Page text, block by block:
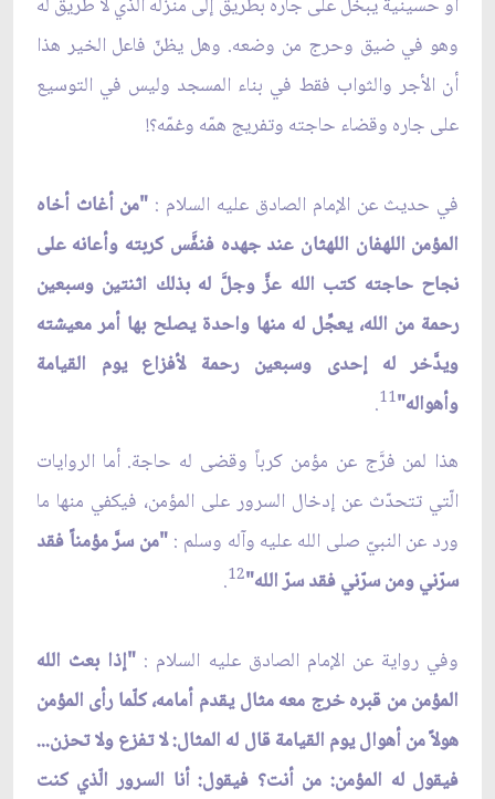
وهو في ضيق وحرج من وضعه. وهل يظنّ فاعل الخير هذا
أن الأجر والثواب فقط في بناء المسجد وليس في التوسيع
على جاره وقضاء حاجته وتفريج همّه وغمّه؟!
في حديث عن الإمام الصادق عليه السلام : "من أغاث أخاه
المؤمن اللهفان اللهثان عند جهده فنفَّس كربته وأعانه على
نجاح حاجته كتب الله عزَّ وجلَّ له بذلك اثنتين وسبعين
رحمة من الله، يعجِّل له منها واحدة يصلح بها أمر معيشته
ويدَّخر له إحدى وسبعين رحمة لأفزاع يوم القيامة
وأهواله"11
.
هذا لمن فرَّج عن مؤمن كرباً وقضى له حاجة. أما الروايات
الّتي تتحدّث عن إدخال السرور على المؤمن، فيكفي منها ما
ورد عن النبيّ صلى الله عليه وآله وسلم : "من سرَّ مؤمناً فقد
سرّني ومن سرّني فقد سرّ الله"12
.
وفي رواية عن الإمام الصادق عليه السلام : "إذا بعث الله
المؤمن من قبره خرج معه مثال يقدم أمامه، كلّما رأى المؤمن
هولاً من أهوال يوم القيامة قال له المثال: لا تفزع ولا تحزن...
فيقول له المؤمن: من أنت؟ فيقول: أنا السرور الّذي كنت